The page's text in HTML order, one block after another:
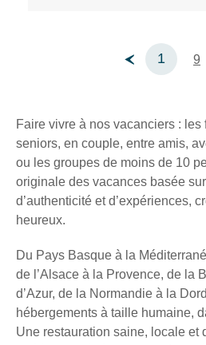
1 9
Faire vivre à nos vacanciers :
seniors, en couple, entre amis,
ou les groupes de moins de 10
originale des vacances basée
d’authenticité et d’expériences,
heureux.
Du Pays Basque à la
de l’Alsace à la Provence, de la
d’Azur, de la Normandie à la
hébergements à taille humaine,
Une restauration saine, locale et